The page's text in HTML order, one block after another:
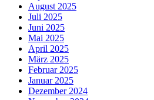
August 2025
Juli 2025
Juni 2025
Mai 2025
April 2025
März 2025
Februar 2025
Januar 2025
Dezember 2024